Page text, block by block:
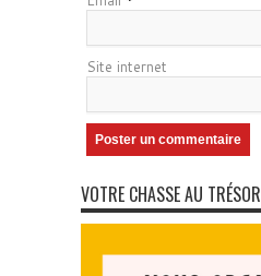
Site internet
VOTRE CHASSE AU TRÉSOR